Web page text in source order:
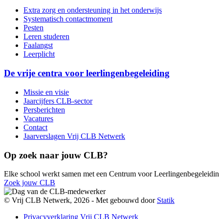
Extra zorg en ondersteuning in het onderwijs
Systematisch contactmoment
Pesten
Leren studeren
Faalangst
Leerplicht
De vrije centra voor leerlingenbegeleiding
Missie en visie
Jaarcijfers CLB-sector
Persberichten
Vacatures
Contact
Jaarverslagen Vrij CLB Netwerk
Op zoek naar jouw CLB?
Elke school werkt samen met een Centrum voor
Zoek jouw CLB
© Vrij CLB Netwerk, 2026 - Met gebouwd door Statik
Privacyverklaring Vrij CLB Netwerk